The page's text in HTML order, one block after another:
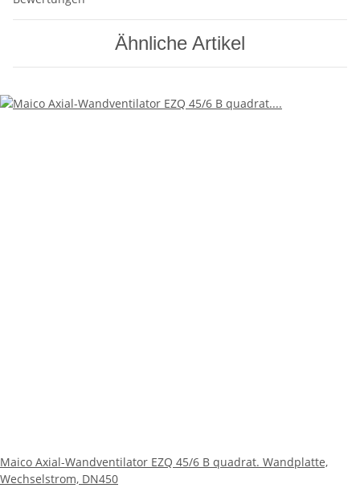
Ähnliche Artikel
Maico Axial-Wandventilator EZQ 45/6 B quadrat. Wandplatte,
Wechselstrom, DN450